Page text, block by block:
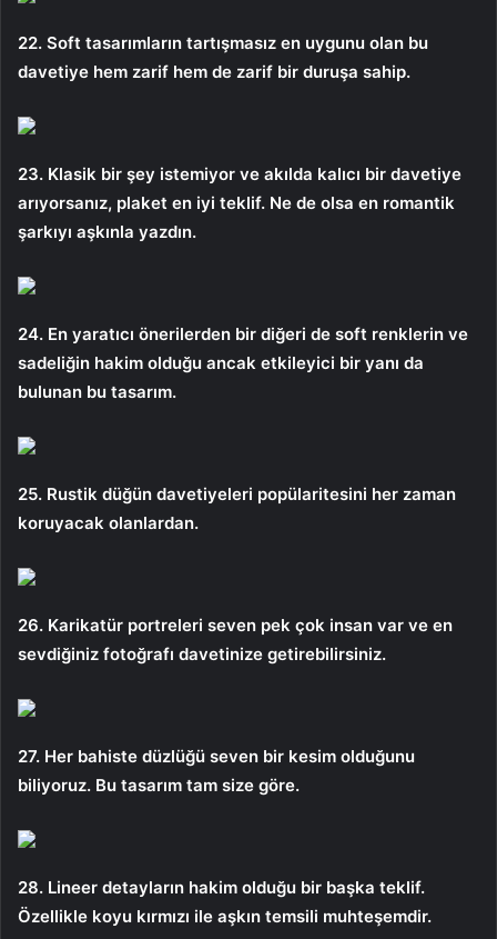
22. Soft tasarımların tartışmasız en uygunu olan bu
davetiye hem zarif hem de zarif bir duruşa sahip.
23. Klasik bir şey istemiyor ve akılda kalıcı bir davetiye
arıyorsanız, plaket en iyi teklif. Ne de olsa en romantik
şarkıyı aşkınla yazdın.
24. En yaratıcı önerilerden bir diğeri de soft renklerin ve
sadeliğin hakim olduğu ancak etkileyici bir yanı da
bulunan bu tasarım.
25. Rustik düğün davetiyeleri popülaritesini her zaman
koruyacak olanlardan.
26. Karikatür portreleri seven pek çok insan var ve en
sevdiğiniz fotoğrafı davetinize getirebilirsiniz.
27. Her bahiste düzlüğü seven bir kesim olduğunu
biliyoruz. Bu tasarım tam size göre.
28. Lineer detayların hakim olduğu bir başka teklif.
Özellikle koyu kırmızı ile aşkın temsili muhteşemdir.